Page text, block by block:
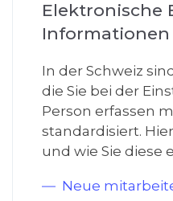
Elektronische
Informationen
In der Schweiz
die Sie bei der
Person erfassen
standardisiert.
und wie Sie diese
Neue